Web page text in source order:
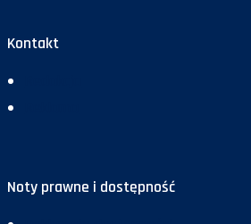
Kontakt
Noty prawne i dostępność